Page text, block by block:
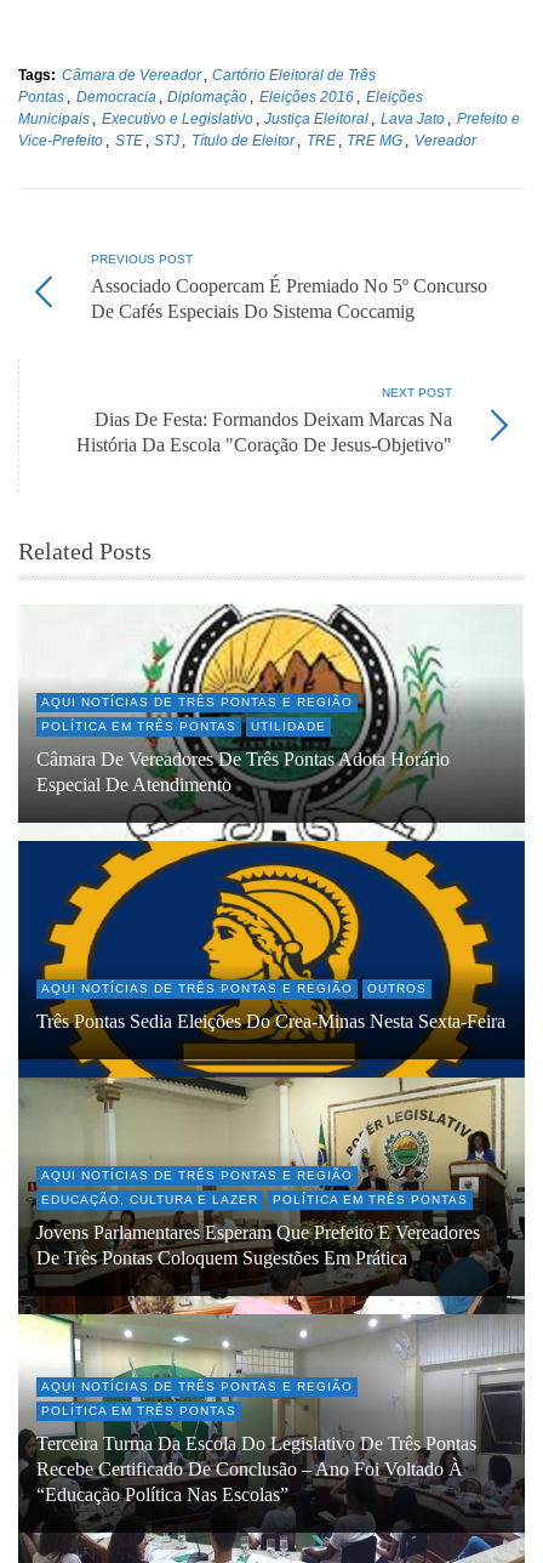
Tags: Câmara de Vereador
Cartório Eleitoral de Três
Pontas
Democracia Diplomação Eleições 2016
Eleições
Municipais
Executivo e Legislativo Justiça Eleitoral Lava Jato
Prefeito e
Vice-Prefeito
STE STJ Título de Eleitor TRE TRE MG Vereador
PREVIOUS POST
Associado Coopercam É Premiado No 5º Concurso
De Cafés Especiais Do Sistema Coccamig
NEXT POST
Dias De Festa: Formandos Deixam Marcas Na
História Da Escola "Coração De Jesus-Objetivo"
Related Posts
AQUI NOTÍCIAS DE TRÊS PONTAS E REGIÃO
POLÍTICA EM TRÊS PONTAS
UTILIDADE
Câmara De Vereadores De Três Pontas Adota Horário
Especial De Atendimento
AQUI NOTÍCIAS DE TRÊS PONTAS E REGIÃO OUTROS
Três Pontas Sedia Eleições Do Crea-Minas Nesta Sexta-Feira
AQUI NOTÍCIAS DE TRÊS PONTAS E REGIÃO
EDUCAÇÃO, CULTURA E LAZER
POLÍTICA EM TRÊS PONTAS
Jovens Parlamentares Esperam Que Prefeito E Vereadores
De Três Pontas Coloquem Sugestões Em Prática
AQUI NOTÍCIAS DE TRÊS PONTAS E REGIÃO
POLÍTICA EM TRÊS PONTAS
Terceira Turma Da Escola Do Legislativo De Três Pontas
Recebe Certificado De Conclusão – Ano Foi Voltado À
“Educação Política Nas Escolas”